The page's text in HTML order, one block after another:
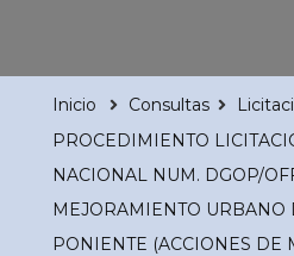
Inicio Consultas
PROCEDIMIENTO
NACIONAL NUM. DGOP/
MEJORAMIENTO URBANO
PONIENTE (ACCIONES DE